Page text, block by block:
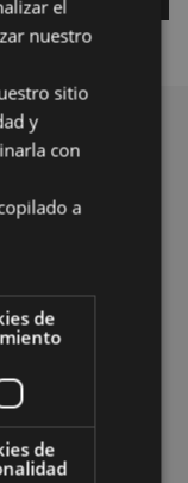
BASQUE
SPANISH
el
nuestro
sitio
y
con
a
de
de